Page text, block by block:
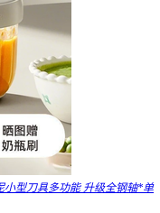
小型刀具多功能 升级全钢轴*单